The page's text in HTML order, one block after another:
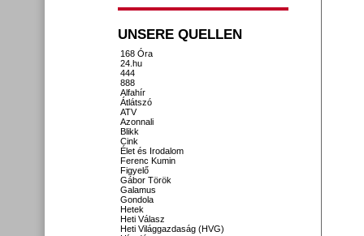
UNSERE QUELLEN
168 Óra
24.hu
444
888
Alfahír
Átlátszó
ATV
Azonnali
Blikk
Cink
Élet és Irodalom
Ferenc Kumin
Figyelő
Gábor Török
Galamus
Gondola
Hetek
Heti Válasz
Heti Világgazdaság (HVG)